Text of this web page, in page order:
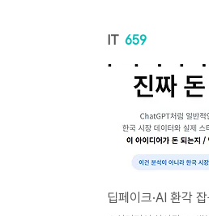
IT 659